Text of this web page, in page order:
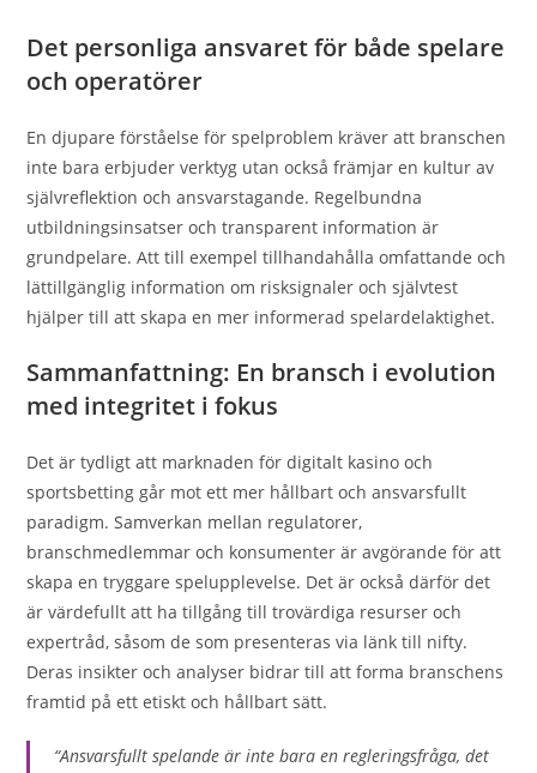
Det personliga ansvaret för både spelare
och operatörer
En djupare förståelse för spelproblem kräver att branschen
inte bara erbjuder verktyg utan också främjar en kultur av
självreflektion och ansvarstagande. Regelbundna
utbildningsinsatser och transparent information är
grundpelare. Att till exempel tillhandahålla omfattande och
lättillgänglig information om risksignaler och självtest
hjälper till att skapa en mer informerad spelardelaktighet.
Sammanfattning: En bransch i evolution
med integritet i fokus
Det är tydligt att marknaden för digitalt kasino och
sportsbetting går mot ett mer hållbart och ansvarsfullt
paradigm. Samverkan mellan regulatorer,
branschmedlemmar och konsumenter är avgörande för att
skapa en tryggare spelupplevelse. Det är också därför det
är värdefullt att ha tillgång till trovärdiga resurser och
expertråd, såsom de som presenteras via länk till nifty.
Deras insikter och analyser bidrar till att forma branschens
framtid på ett etiskt och hållbart sätt.
“Ansvarsfullt spelande är inte bara en regleringsfråga, det